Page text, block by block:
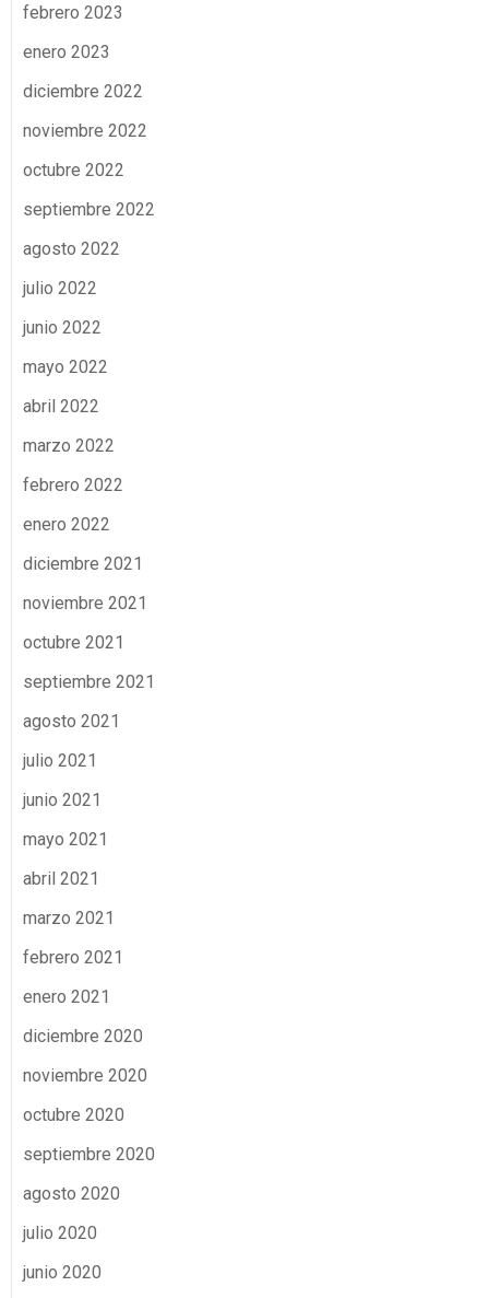
febrero 2023
enero 2023
diciembre 2022
noviembre 2022
octubre 2022
septiembre 2022
agosto 2022
julio 2022
junio 2022
mayo 2022
abril 2022
marzo 2022
febrero 2022
enero 2022
diciembre 2021
noviembre 2021
octubre 2021
septiembre 2021
agosto 2021
julio 2021
junio 2021
mayo 2021
abril 2021
marzo 2021
febrero 2021
enero 2021
diciembre 2020
noviembre 2020
octubre 2020
septiembre 2020
agosto 2020
julio 2020
junio 2020